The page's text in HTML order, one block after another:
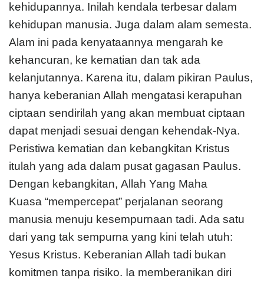
kehidupannya. Inilah kendala terbesar dalam
kehidupan manusia. Juga dalam alam semesta.
Alam ini pada kenyataannya mengarah ke
kehancuran, ke kematian dan tak ada
kelanjutannya. Karena itu, dalam pikiran Paulus,
hanya keberanian Allah mengatasi kerapuhan
ciptaan sendirilah yang akan membuat ciptaan
dapat menjadi sesuai dengan kehendak-Nya.
Peristiwa kematian dan kebangkitan Kristus
itulah yang ada dalam pusat gagasan Paulus.
Dengan kebangkitan, Allah Yang Maha
Kuasa “mempercepat” perjalanan seorang
manusia menuju kesempurnaan tadi. Ada satu
dari yang tak sempurna yang kini telah utuh:
Yesus Kristus. Keberanian Allah tadi bukan
komitmen tanpa risiko. Ia memberanikan diri